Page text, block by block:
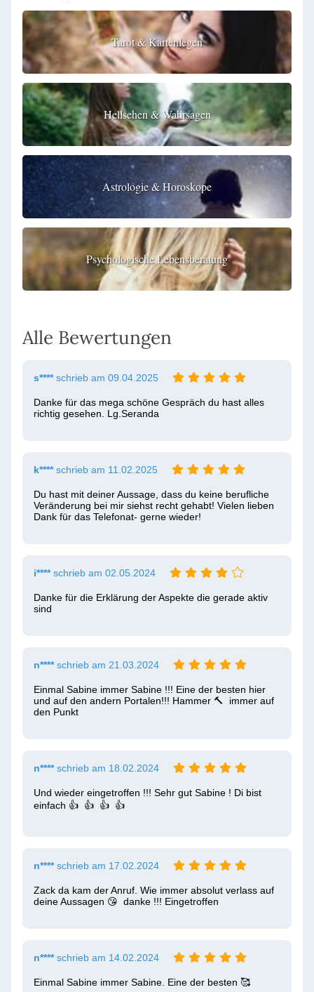
Tarot & Kartenlegen
Hellsehen & Wahrsagen
Astrologie & Horoskope
Psychologische Lebensberatung
Alle Bewertungen
s****schrieb am 09.04.2025
Danke für das mega schöne Gespräch du hast alles
richtig gesehen. Lg.Seranda
k****schrieb am 11.02.2025
Du hast mit deiner Aussage, dass du keine berufliche
Veränderung bei mir siehst recht gehabt! Vielen lieben
Dank für das Telefonat- gerne wieder!
i****schrieb am 02.05.2024
Danke für die Erklärung der Aspekte die gerade aktiv
sind
n****schrieb am 21.03.2024
Einmal Sabine immer Sabine !!! Eine der besten hier
und auf den andern Portalen!!! Hammer 🔨  immer auf
den Punkt
n****schrieb am 18.02.2024
Und wieder eingetroffen !!! Sehr gut Sabine ! Di bist
einfach 👍  👍  👍  👍
n****schrieb am 17.02.2024
Zack da kam der Anruf. Wie immer absolut verlass auf
deine Aussagen 😘  danke !!! Eingetroffen
n****schrieb am 14.02.2024
Einmal Sabine immer Sabine. Eine der besten 🥰